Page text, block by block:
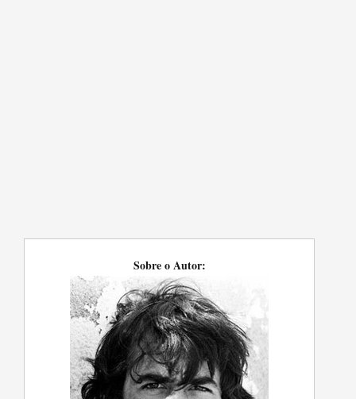
Sobre o Autor: